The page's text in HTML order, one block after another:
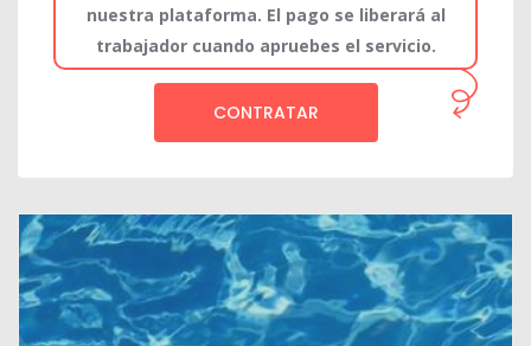
nuestra plataforma. El pago se liberará al
trabajador cuando apruebes el servicio.
CONTRATAR